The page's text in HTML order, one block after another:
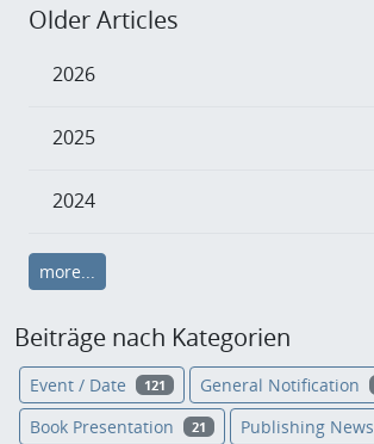
Older Articles
2026
2025
2024
more...
Beiträge nach Kategorien
Event / Date 121 General Notification
Book Presentation 21 Publishing News